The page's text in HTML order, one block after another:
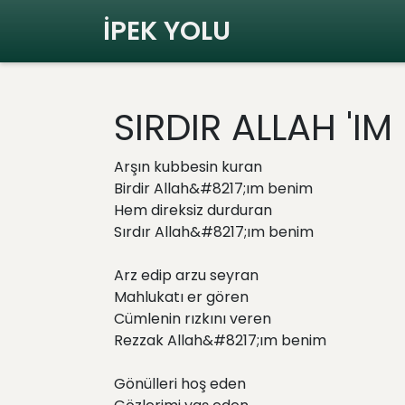
İPEK YOLU
SIRDIR ALLAH
Arşın kubbesin kuran
Birdir Allah&#8217;ım benim
Hem direksiz durduran
Sırdır Allah&#8217;ım benim
Arz edip arzu seyran
Mahlukatı er gören
Cümlenin rızkını veren
Rezzak Allah&#8217;ım benim
Gönülleri hoş eden